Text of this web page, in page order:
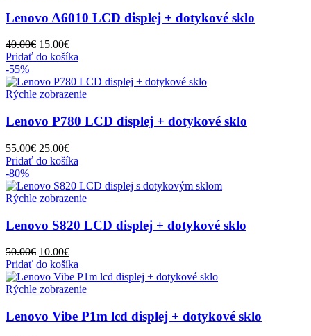
Lenovo A6010 LCD displej + dotykové sklo
40.00€ Pôvodná
cena
40.00€.
15.00€Aktuálna
cena
15.00€.
Pridať do košíka
-55%
Rýchle zobrazenie
Lenovo P780 LCD displej + dotykové sklo
55.00€ Pôvodná
cena
55.00€.
25.00€Aktuálna
cena
25.00€.
Pridať do košíka
-80%
Rýchle zobrazenie
Lenovo S820 LCD displej + dotykové sklo
50.00€ Pôvodná
cena
bola:
50.00€.
10.00€Aktuálna
cena
je:
10.00€.
Pridať do košíka
Rýchle zobrazenie
Lenovo Vibe P1m lcd displej + dotykové sklo